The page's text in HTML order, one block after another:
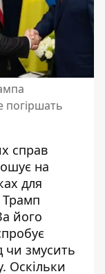
погіршать
справ
на
для
Трамп
його
чи змусить
. Оскільки